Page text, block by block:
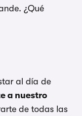
¿Qué
al día de
a nuestro
de todas las